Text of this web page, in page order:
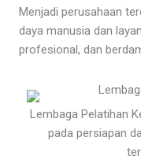
Menjadi perusahaan
daya manusia dan
profesional, dan
Lembaga Pelatihan
pada persiapan